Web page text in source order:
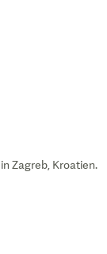
Zagreb, Kroatien.